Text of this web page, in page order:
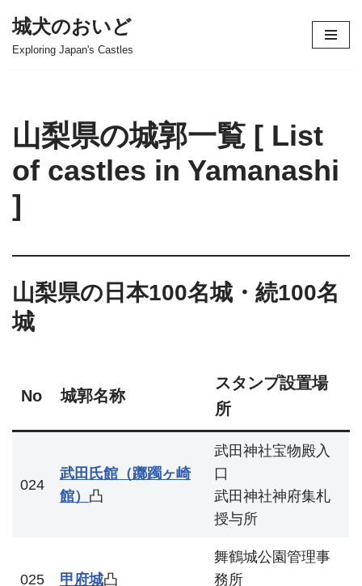
コ
へ
キ
ッ
プ
城犬のおいど
Exploring Japan's Castles
山梨県の城郭一覧 [ List
of castles in Yamanashi
]
山梨県の日本100名城・続100名
城
No 城郭名称
スタンプ設置場
所
024
武田氏館（躑躅ヶ崎
館） 凸
武田神社宝物殿入
口
武田神社神府集札
授与所
025 甲府城凸
舞鶴城公園管理事
務所